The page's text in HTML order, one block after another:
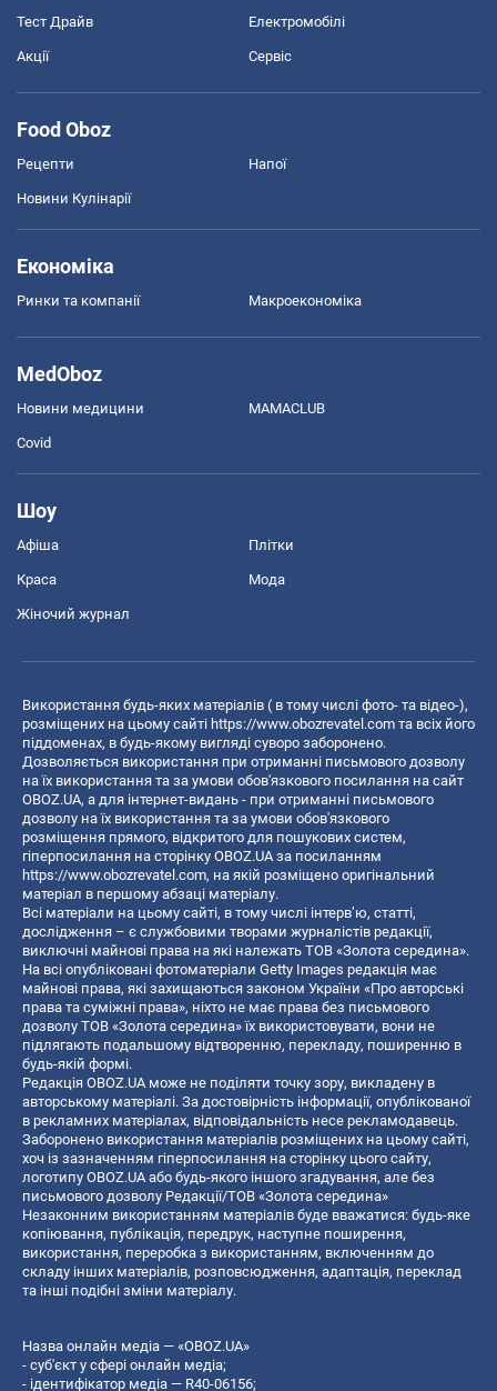
Тест Драйв Електромобілі
Акції Сервіс
Food Oboz
Рецепти Напої
Новини Кулінарії
Економіка
Ринки та компанії Макроекономіка
MedOboz
Новини медицини MAMACLUB
Covid
Шоу
Афіша Плітки
Краса Мода
Жіночий журнал
Використання будь-яких матеріалів ( в тому числі фото- та відео-),
розміщених на цьому сайті https://www.obozrevatel.com та всіх його
піддоменах, в будь-якому вигляді суворо заборонено.
Дозволяється використання при отриманні письмового дозволу
на їх використання та за умови обов'язкового посилання на сайт
OBOZ.UA, а для інтернет-видань - при отриманні письмового
дозволу на їх використання та за умови обов'язкового
розміщення прямого, відкритого для пошукових систем,
гіперпосилання на сторінку OBOZ.UA за посиланням
https://www.obozrevatel.com, на якій розміщено оригінальний
матеріал в першому абзаці матеріалу.
Всі матеріали на цьому сайті, в тому числі інтерв’ю, статті,
дослідження – є службовими творами журналістів редакції,
виключні майнові права на які належать ТОВ «Золота середина».
На всі опубліковані фотоматеріали Getty Images редакція має
майнові права, які захищаються законом України «Про авторські
права та суміжні права», ніхто не має права без письмового
дозволу ТОВ «Золота середина» їх використовувати, вони не
підлягають подальшому відтворенню, перекладу, поширенню в
будь-якій формі.
Редакція OBOZ.UA може не поділяти точку зору, викладену в
авторському матеріалі. За достовірність інформації, опублікованої
в рекламних матеріалах, відповідальність несе рекламодавець.
Заборонено використання матеріалів розміщених на цьому сайті,
хоч із зазначенням гіперпосилання на сторінку цього сайту,
логотипу OBOZ.UA або будь-якого іншого згадування, але без
письмового дозволу Редакції/ТОВ «Золота середина»
Незаконним використанням матеріалів буде вважатися: будь-яке
копiювання, публiкацiя, передрук, наступне поширення,
використання, переробка з використанням, включенням до
складу інших матеріалів, розповсюдження, адаптація, переклад
та інші подібні зміни матеріалу.
Назва онлайн медіа — «OBOZ.UA»
- суб'єкт у сфері онлайн медіа;
- ідентифікатор медіа — R40-06156;